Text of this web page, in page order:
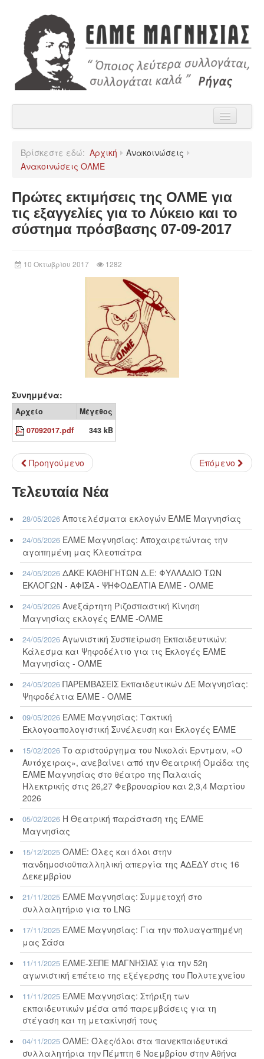
Η ΕΛΜΕ Μαγνησίας
Χρήσιμα
Παρατάξεις
Βρίσκεστε εδώ: Αρχική
Ανακοινώσεις
Ανακοινώσεις ΟΛΜΕ
Πρώτες εκτιμήσεις της ΟΛΜΕ για
τις εξαγγελίες για το Λύκειο και το
σύστημα πρόσβασης 07-09-2017
10 Οκτωβρίου 2017 1282
Συνημμένα:
Αρχείο
Μέγεθος
07092017.pdf
343 kB
Προηγούμενο Επόμενο
Τελευταία Νέα
28/05/2026 Αποτελέσματα εκλογών ΕΛΜΕ Μαγνησίας
24/05/2026 ΕΛΜΕ Μαγνησίας: Αποχαιρετώντας την
αγαπημένη μας Κλεοπάτρα
24/05/2026 ΔΑΚΕ ΚΑΘΗΓΗΤΩΝ Δ.Ε: ΦΥΛΛΑΔΙΟ ΤΩΝ
ΕΚΛΟΓΩΝ - ΑΦΙΣΑ - ΨΗΦΟΔΕΛΤΙΑ ΕΛΜΕ - ΟΛΜΕ
24/05/2026 Ανεξάρτητη Ριζοσπαστική Κίνηση
Μαγνησίας εκλογές ΕΛΜΕ -ΟΛΜΕ
24/05/2026 Αγωνιστική Συσπείρωση Εκπαιδευτικών:
Κάλεσμα και Ψηφοδέλτιο για τις Εκλογές ΕΛΜΕ
Μαγνησίας - ΟΛΜΕ
24/05/2026 ΠΑΡΕΜΒΑΣΕΙΣ Εκπαιδευτικών ΔΕ Μαγνησίας:
Ψηφοδέλτια ΕΛΜΕ - ΟΛΜΕ
09/05/2026 ΕΛΜΕ Μαγνησίας: Τακτική
Εκλογοαπολογιστική Συνέλευση και Εκλογές ΕΛΜΕ
15/02/2026 Το αριστούργημα του Νικολάι Έρντμαν, «Ο
Αυτόχειρας», ανεβαίνει από την Θεατρική Ομάδα της
ΕΛΜΕ Μαγνησίας στο θέατρο της Παλαιάς
Ηλεκτρικής στις 26,27 Φεβρουαρίου και 2,3,4 Μαρτίου
2026
05/02/2026 Η Θεατρική παράσταση της ΕΛΜΕ
Μαγνησίας
15/12/2025 ΟΛΜΕ: Όλες και όλοι στην
πανδημοσιοϋπαλληλική απεργία της ΑΔΕΔΥ στις 16
Δεκεμβρίου
21/11/2025 ΕΛΜΕ Μαγνησίας: Συμμετοχή στο
συλλαλητήριο για το LNG
17/11/2025 ΕΛΜΕ Μαγνησίας: Για την πολυαγαπημένη
μας Σάσα
11/11/2025 ΕΛΜΕ-ΣΕΠΕ ΜΑΓΝΗΣΙΑΣ για την 52η
αγωνιστική επέτειο της εξέγερσης του Πολυτεχνείου
11/11/2025 ΕΛΜΕ Μαγνησίας: Στήριξη των
εκπαιδευτικών μέσα από παρεμβάσεις για τη
στέγαση και τη μετακίνησή τους
04/11/2025 ΟΛΜΕ: Όλες/όλοι στα πανεκπαιδευτικά
συλλαλητήρια την Πέμπτη 6 Νοεμβρίου στην Αθήνα